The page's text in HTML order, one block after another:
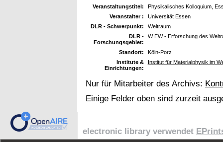
Veranstaltungstitel:
Physikalisches Kolloquium,
Veranstalter :
Universität Essen
DLR - Schwerpunkt:
Weltraum
DLR -
Forschungsgebiet:
W EW - Erforschung des
Standort:
Köln-Porz
Institute &
Einrichtungen:
Institut für Materialphysik im
Nur für Mitarbeiter des Archivs:
Einige Felder oben sind zurzeit
electronic library verwendet